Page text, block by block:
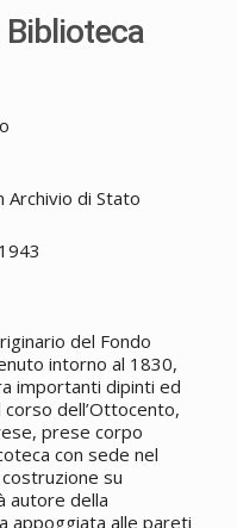
Archivio di Stato
del Fondo
intorno al 1830,
importanti dipinti ed
corso dell’Ottocento,
prese corpo
con sede nel
su
autore della
appoggiata alle pareti